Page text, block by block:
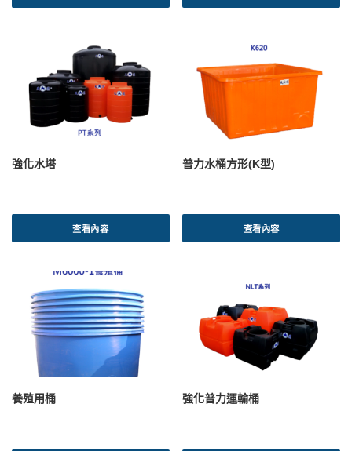
強化水塔
查看內容
普力水桶方形(K型)
查看內容
養殖用桶 強化普力運輸桶